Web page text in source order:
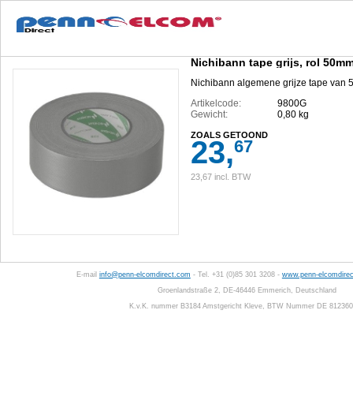
Nichibann tape grijs, rol
Nichibann algemene grijze tape van
Artikelcode:
9800G
Gewicht:
0,80 kg
ZOALS GETOOND
23,67
23,67 incl. BTW
E-mail info@penn-elcomdirect.com - Tel. +31 (0)85 301 3208 - www.penn-
Groenlandstraße 2, DE-46446 Emmerich, Deutschland
K.v.K. nummer B3184 Amstgericht Kleve, BTW Nummer DE